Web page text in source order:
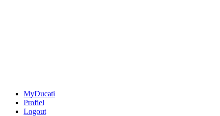
MyDucati
Profiel
Logout